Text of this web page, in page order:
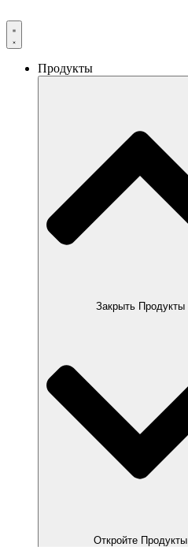
Продукты
Закрыть Продукты
Откройте Продукты